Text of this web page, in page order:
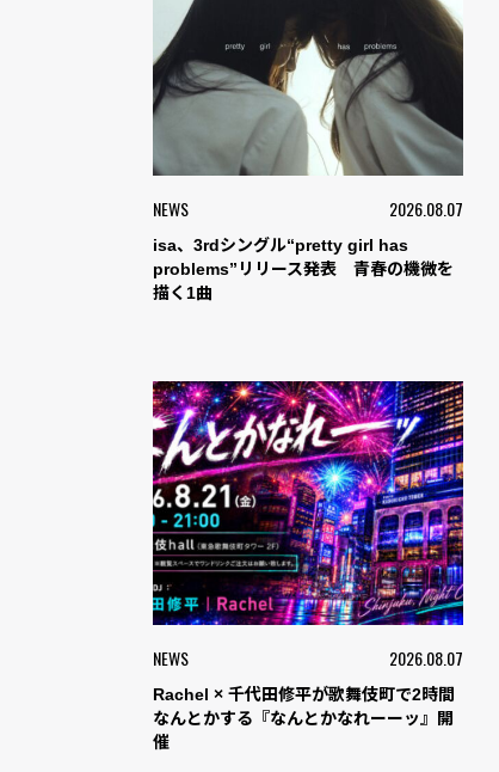
NEWS 2026.08.07
isa、3rdシングル“pretty girl has
problems”リリース発表 青春の機微を
描く1曲
NEWS 2026.08.07
Rachel × 千代田修平が歌舞伎町で2時間
なんとかする『なんとかなれーーッ』開
催